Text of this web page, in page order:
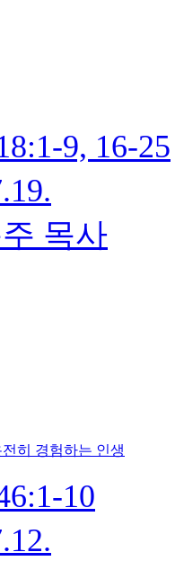
9, 16-25
목사
히 경험하는 인생
10